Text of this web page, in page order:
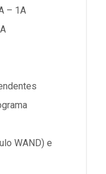
– 1A
WAND) e